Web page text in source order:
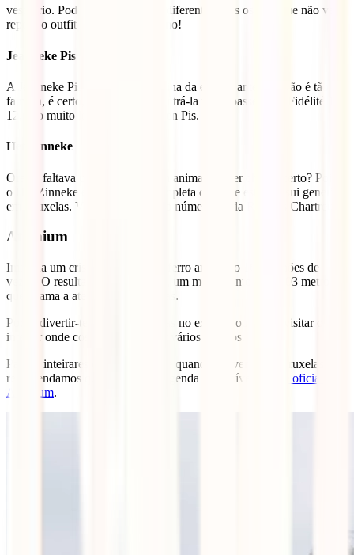
vestuário. Pode usar uma roupa diferente todos os dias que não vai
repetir o outfit por mais de um ano!
Jeanneke Pis
A Jeanneke Pis é a versão feminina da estátua anterior. Não é tão
famosa, é certo, mas podes encontrá-la no Impasse de la Fidélité 10-
12, não muito longe do Manneken Pis.
Het Zinneke
Ora só faltava uma versão de um animal a fazer chichi, certo? Pois,
o Het Zinneke é um cão que completa o trio de estátuas sui generis
em Bruxelas. Vais encontrá-lo no número 35 da Rue des Chartreux.
Atomium
Imagina um cristal elementar de ferro ampliado 165 milhões de
vezes! O resultado é o Atomium, um monumento com 103 metros
que chama a atenção em Bruxelas.
Podes divertir-te a tirar fotografias no exterior ou podes visitar o
interior onde costumam decorrer vários eventos.
Para te inteirares do que acontece quando estiveres em Bruxelas,
recomendamos que consultes a agenda disponível no
site oficial do
Atomium.